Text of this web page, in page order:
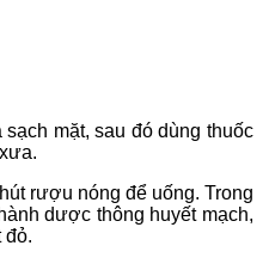
mặt, sau đó dùng thuốc
rượu nóng để uống. Trong
dược thông huyết mạch,
đỏ.